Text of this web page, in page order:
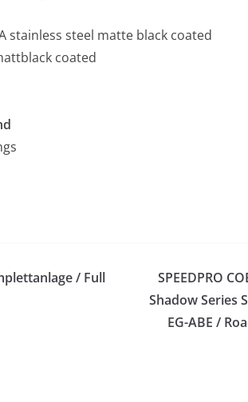
stainless steel matte black coated
coated
/ Full
SPEEDPRO
Shadow Series
EG-ABE /